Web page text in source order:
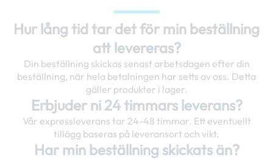
Hur lång tid tar det för min beställning
att levereras?
Din beställning skickas senast arbetsdagen efter din
beställning, när hela betalningen har setts av oss. Detta
gäller produkter i lager.
Erbjuder ni 24 timmars leverans?
Vår expressleverans tar 24-48 timmar. Ett eventuellt
tillägg baseras på leveransort och vikt.
Har min beställning skickats än?